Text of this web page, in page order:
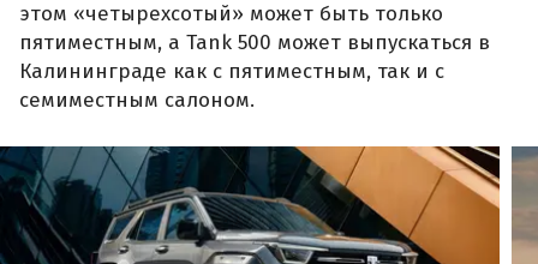
этом «четырехсотый» может быть только
пятиместным, а Tank 500 может выпускаться в
Калининграде как с пятиместным, так и с
семиместным салоном.